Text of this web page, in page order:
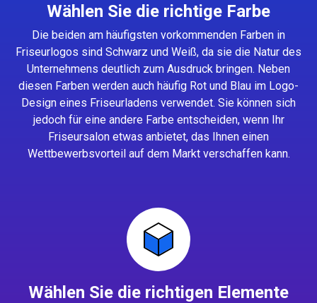
Wählen Sie die richtige Farbe
Die beiden am häufigsten vorkommenden Farben in
Friseurlogos sind Schwarz und Weiß, da sie die Natur des
Unternehmens deutlich zum Ausdruck bringen. Neben
diesen Farben werden auch häufig Rot und Blau im Logo-
Design eines Friseurladens verwendet. Sie können sich
jedoch für eine andere Farbe entscheiden, wenn Ihr
Friseursalon etwas anbietet, das Ihnen einen
Wettbewerbsvorteil auf dem Markt verschaffen kann.
Wählen Sie die richtigen Elemente